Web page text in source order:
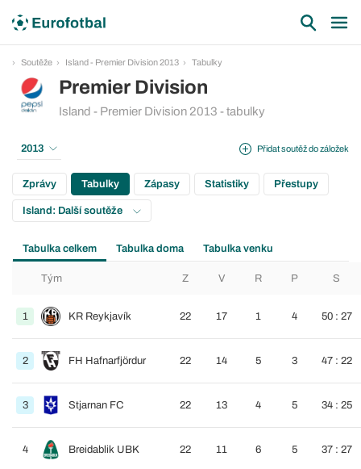
Soutěže Island - Premier Division 2013 Tabulky
Premier Division
Island - Premier Division 2013 - tabulky
Přidat soutěž do záložek
2013
Zprávy Tabulky Zápasy Statistiky Přestupy
Island: Další soutěže
Tabulka celkem Tabulka doma Tabulka venku
Tým Z V R P S
1 KR Reykjavík 22 17 1 4 50 : 27
2 FH Hafnarfjördur 22 14 5 3 47 : 22
3 Stjarnan FC 22 13 4 5 34 : 25
4 Breidablik UBK 22 11 6 5 37 : 27